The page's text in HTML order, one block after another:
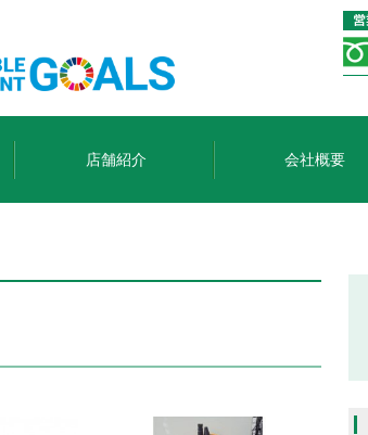
店舗紹介 会社概要